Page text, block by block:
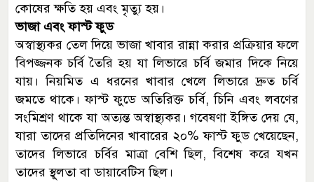
কোষের ক্ষতি হয় এবং মৃত্যু হয়।
ভাজা এবং ফাস্ট ফুড
অস্বাস্থ্যকর তেল দিয়ে ভাজা খাবার রান্না করার প্রক্রিয়ার ফলে
বিপজ্জনক চর্বি তৈরি হয় যা লিভারে চর্বি জমার দিকে নিয়ে
যায়। নিয়মিত এ ধরনের খাবার খেলে লিভারে দ্রুত চর্বি
জমতে থাকে। ফাস্ট ফুডে অতিরিক্ত চর্বি, চিনি এবং লবণের
সংমিশ্রণ থাকে যা অত্যন্ত অস্বাস্থ্যকর। গবেষণা ইঙ্গিত দেয় যে,
যারা তাদের প্রতিদিনের খাবারের ২০% ফাস্ট ফুড খেয়েছেন,
তাদের লিভারে চর্বির মাত্রা বেশি ছিল, বিশেষ করে যখন
তাদের স্থূলতা বা ডায়াবেটিস ছিল।